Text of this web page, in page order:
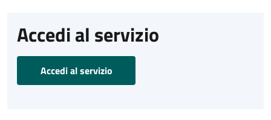
Accedi al servizio
Accedi al servizio